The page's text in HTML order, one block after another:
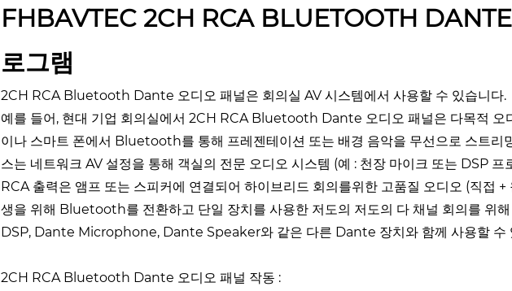
FHBAVTEC 2CH RCA BLUETOOTH
로그램
2CH RCA Bluetooth Dante 오디오 패널은 회의실 AV 시스템에서 사용할 수 있습니다.
예를 들어, 현대 기업 회의실에서 2CH RCA Bluetooth Dante 오디오 패널은 다목적 오
이나 스마트 폰에서 Bluetooth를 통해 프레젠테이션 또는 배경 음악을 무선으로 스트리
스는 네트워크 AV 설정을 통해 객실의 전문 오디오 시스템 (예 : 천장 마이크 또는 DSP
RCA 출력은 앰프 또는 스피커에 연결되어 하이브리드 회의를위한 고품질 오디오 (직접
생을 위해 Bluetooth를 전환하고 단일 장치를 사용한 저도의 저도의 다 채널 회의를 위
DSP, Dante Microphone, Dante Speaker와 같은 다른 Dante 장치와 함께 사용할 수
2CH RCA Bluetooth Dante 오디오 패널 작동 :